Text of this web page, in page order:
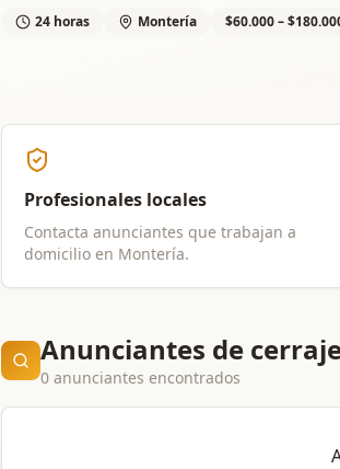
24 horas Montería $60.000 –
Profesionales locales
Contacta anunciantes que trabajan a
domicilio en Montería.
Anunciantes de
0 anunciantes encontrados